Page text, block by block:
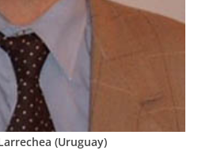
(Uruguay)